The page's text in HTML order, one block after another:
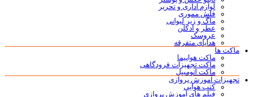
لوازم اداری و تحریر
فلش مموری
ماگ و زیر لیوانی
عطر و ادکلن
عروسک
هدایای متفرقه
ماکت ها
ماکت هواپیما
ماکت تجهیزات فرودگاهی
ماکت اتومبیل
تجهیزات آموزش پروازی
کتب هوایی
فیلم های آموزش پروازی